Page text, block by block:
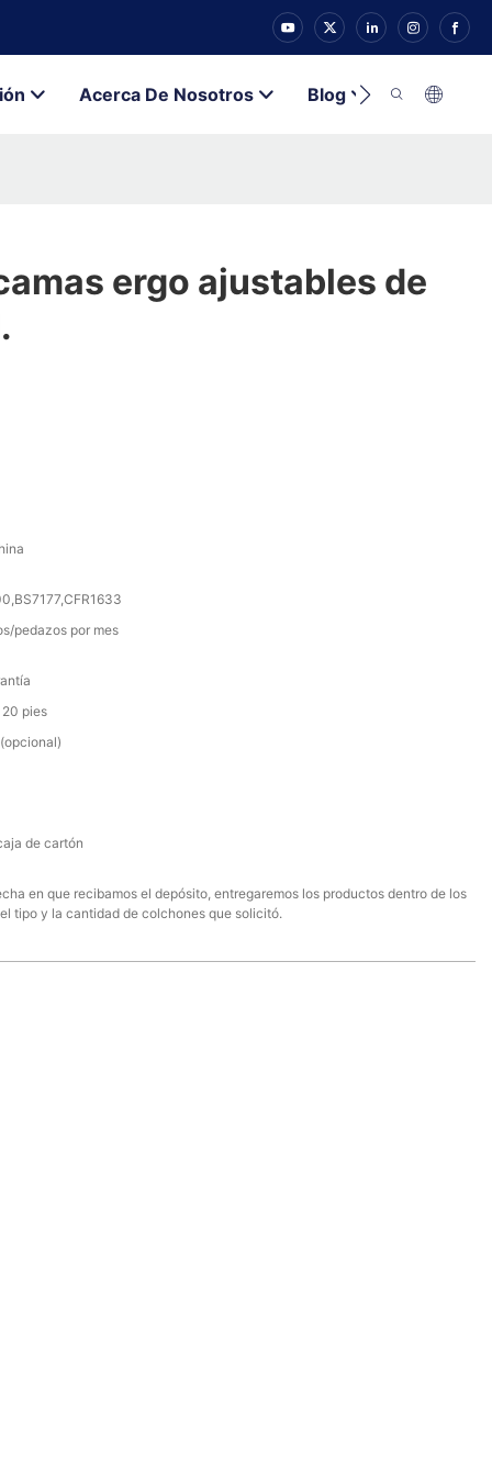
Acerca De Nosotros Blog Contacto
ergo ajustables de
pedazos por mes
pies
de cartón
en que recibamos el depósito, entregaremos los productos dentro de los
tipo y la cantidad de colchones que solicitó.